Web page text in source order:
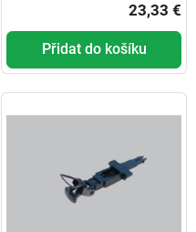
23,33 €
Přidat do košíku